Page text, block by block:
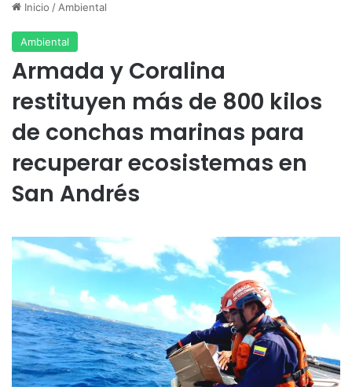
Inicio / Ambiental
Ambiental
Armada y Coralina
restituyen más de 800 kilos
de conchas marinas para
recuperar ecosistemas en
San Andrés